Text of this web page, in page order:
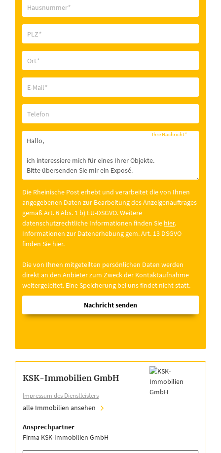
Hausnummer*
PLZ*
Ort*
E-Mail*
Telefon
Ihre Nachricht*
Die Rheinische Post erhebt und verarbeitet die von Ihnen
angegebenen Daten zur Bearbeitung des Anzeigenauftrages
gemäß Art. 6 Abs. 1 b) EU-DSGVO. Weitere
datenschutzrechtliche Informationen finden Sie hier.
Informationen zur Datenerhebung gem. Art. 13 DSGVO
finden Sie hier.
Die von Ihnen mitgeteilten persönlichen Daten werden
direkt an den Anbieter zum Zweck der Kontaktaufnahme
weitergeleitet. Eine Speicherung bei uns findet nicht statt.
Nachricht senden
KSK-Immobilien GmbH
Impressum des Dienstleisters
alle Immobilien ansehen
Ansprechpartner
Firma KSK-Immobilien GmbH